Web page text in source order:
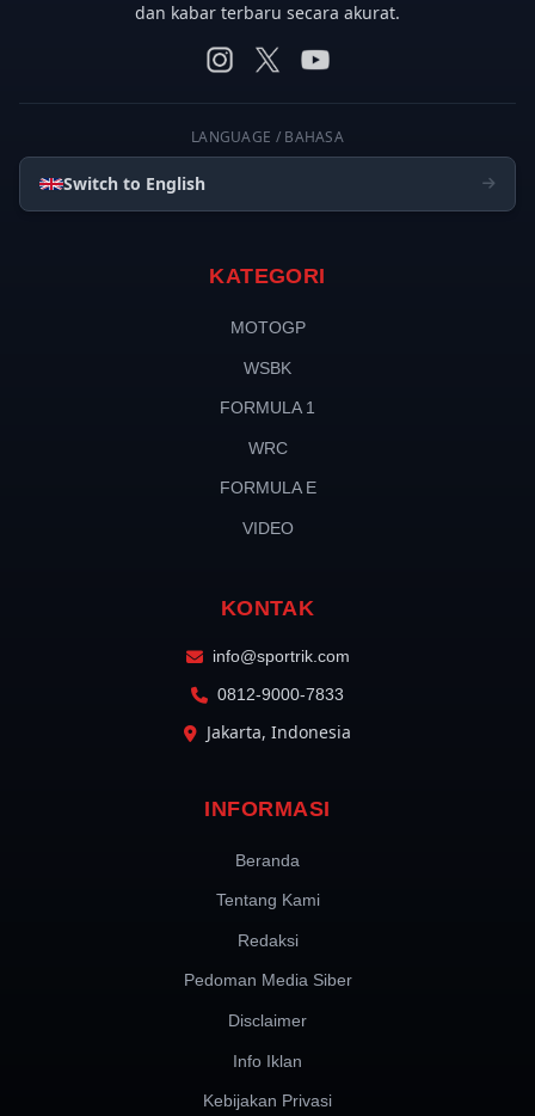
dan kabar terbaru secara akurat.
LANGUAGE / BAHASA
Switch to English
KATEGORI
MOTOGP
WSBK
FORMULA 1
WRC
FORMULA E
VIDEO
KONTAK
info@sportrik.com
0812-9000-7833
Jakarta, Indonesia
INFORMASI
Beranda
Tentang Kami
Redaksi
Pedoman Media Siber
Disclaimer
Info Iklan
Kebijakan Privasi